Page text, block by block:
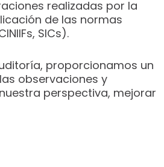
realizadas por la
de las normas
SICs).
proporcionamos un
observaciones y
perspectiva, mejorar